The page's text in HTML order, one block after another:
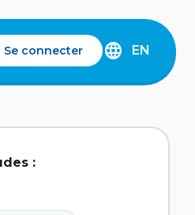
Se connecter
DISCOVER
EN
: